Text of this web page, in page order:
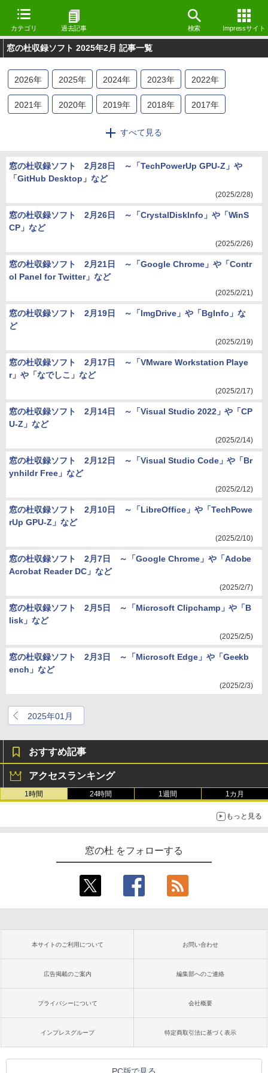
カテゴリ 過去記事 検索 Impressサイト
窓の杜収録ソフト 2025年2月 記事一覧
2026年 2025年 2024年 2023年 2022年
2021年 2020年 2019年 2018年 2017年
2014年 2013
すべて見る
窓の杜収録ソフト 2月28日 ～「TechPowerUp GPU-Z」や
「GitHub Desktop」など
(2025/2/28)
窓の杜収録ソフト 2月26日 ～「CrystalDiskInfo」や「WinS
CP」など
(2025/2/26)
窓の杜収録ソフト 2月21日 ～「Google Chrome」や「Contr
ol Panel for Twitter」など
(2025/2/21)
窓の杜収録ソフト 2月19日 ～「ImgDrive」や「BgInfo」な
ど
(2025/2/19)
窓の杜収録ソフト 2月17日 ～「VMware Workstation Playe
r」や「なでしこ」など
(2025/2/17)
窓の杜収録ソフト 2月14日 ～「Visual Studio 2022」や「CP
U-Z」など
(2025/2/14)
窓の杜収録ソフト 2月12日 ～「Visual Studio Code」や「Br
ynhildr Free」など
(2025/2/12)
窓の杜収録ソフト 2月10日 ～「LibreOffice」や「TechPowe
rUp GPU-Z」など
(2025/2/10)
窓の杜収録ソフト 2月7日 ～「Google Chrome」や「Adobe
Acrobat Reader DC」など
(2025/2/7)
窓の杜収録ソフト 2月5日 ～「Microsoft Clipchamp」や「B
lisk」など
(2025/2/5)
窓の杜収録ソフト 2月3日 ～「Microsoft Edge」や「Geekb
ench」など
(2025/2/3)
2025年01月
おすすめ記事
アクセスランキング
1時間 24時間 1週間 1カ月
もっと見る
窓の杜 をフォローする
本サイトのご利用について お問い合わせ
広告掲載のご案内 編集部へのご連絡
プライバシーについて 会社概要
インプレスグループ 特定商取引法に基づく表示